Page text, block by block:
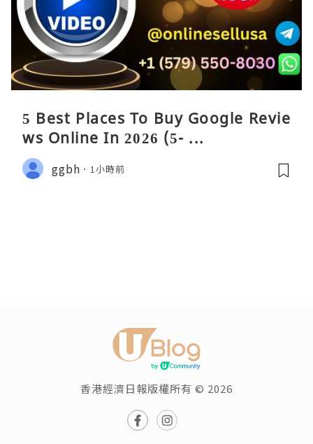
5 Best Places To Buy Google Revie
ws Online In 2026 (5- ...
ggbh 1小時前
香港經濟日報版權所有 © 2026